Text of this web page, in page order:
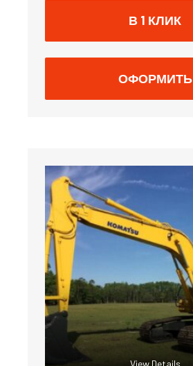
В 1 КЛИК
ОФОРМИТЬ
View Details